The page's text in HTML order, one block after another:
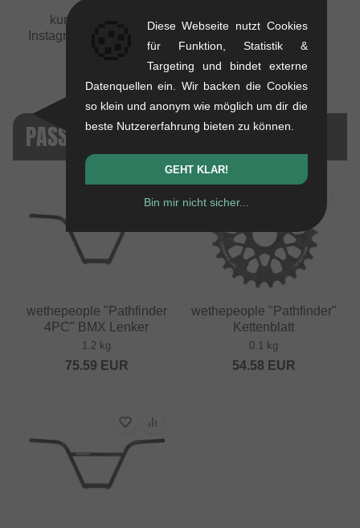
kunstform BMX -
Instagram summer team
PASSENDE PRODUKTE
wethepeople "Pathfinder
4PC" BMX Lenker
1.2 kg
75.59 EUR
wethepeople "Pathfinder"
Kettenblatt
0.1 kg
54.58 EUR
Diese Webseite nutzt Cookies
für Funktion, Statistik &
Targeting und bindet externe
Datenquellen ein. Wir backen die Cookies
so klein und anonym wie möglich um dir die
beste Nutzererfahrung bieten zu können.
GEHT KLAR!
Bin mir nicht sicher...